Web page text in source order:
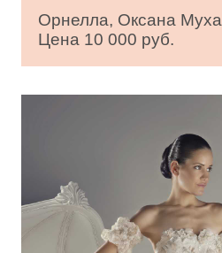
Орнелла, Оксана Муха
Цена 10 000 руб.